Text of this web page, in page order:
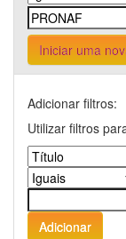
Iniciar uma
Adicionar filtros:
Utilizar filtros